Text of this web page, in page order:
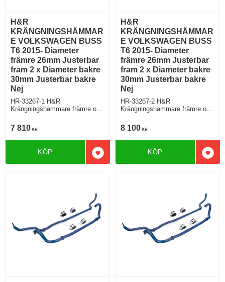
H&R
KRÄNGNINGSHÄMMAR
E VOLKSWAGEN BUSS
T6 2015- Diameter
främre 26mm Justerbar
fram 2 x Diameter bakre
30mm Justerbar bakre
Nej
HR-33267-1 H&R
Krängningshämmare främre och
modell med
standardstrålkastare 2015>
7 810 KR
Lägg till i favoriter
KÖP
H&R
KRÄNGNINGSHÄMMAR
E VOLKSWAGEN BUSS
T6 2015- Diameter
främre 26mm Justerbar
fram 2 x Diameter bakre
30mm Justerbar bakre
Nej
HR-33267-2 H&R
Krängningshämmare främre och
03/03> För modell med
LEDstrålkastare/Xenon
8 100 KR
KÖP